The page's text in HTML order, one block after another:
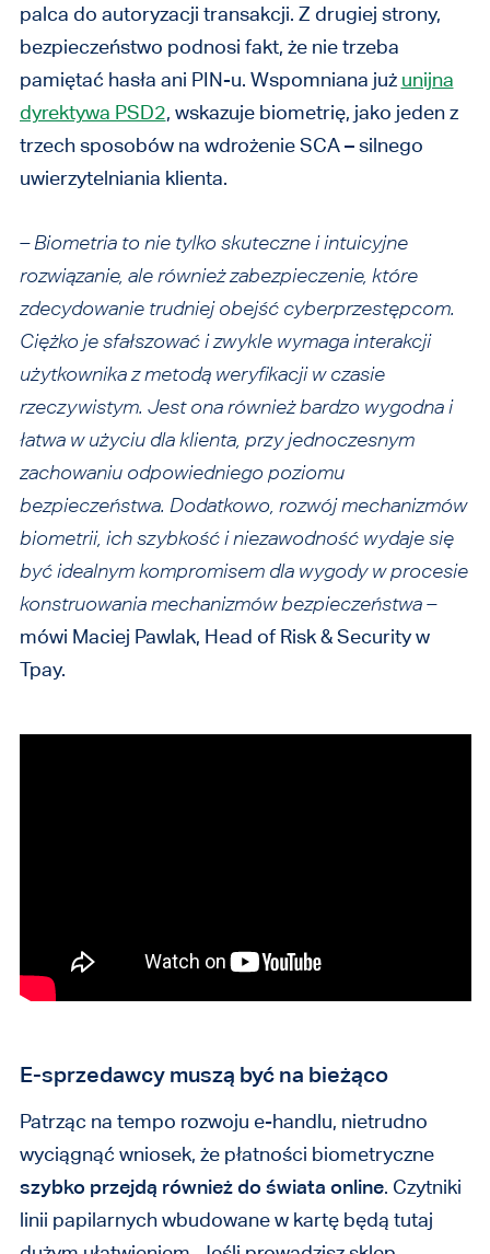
palca do autoryzacji transakcji. Z drugiej strony,
bezpieczeństwo podnosi fakt, że nie trzeba
pamiętać hasła ani PIN-u. Wspomniana już unijna
dyrektywa PSD2, wskazuje biometrię, jako jeden z
trzech sposobów na wdrożenie SCA – silnego
uwierzytelniania klienta.
– Biometria to nie tylko skuteczne i intuicyjne
rozwiązanie, ale również zabezpieczenie, które
zdecydowanie trudniej obejść cyberprzestępcom.
Ciężko je sfałszować i zwykle wymaga interakcji
użytkownika z metodąweryfikacji w czasie
rzeczywistym. Jest ona również bardzo wygodna i
łatwa w użyciu dla klienta, przy jednoczesnym
zachowaniu odpowiedniego poziomu
bezpieczeństwa. Dodatkowo, rozwój mechanizmów
biometrii, ich szybkość i niezawodność wydaje się
być idealnym kompromisem dla wygody w procesie
konstruowania mechanizmów bezpieczeństwa –
mówi Maciej Pawlak, Head of Risk & Security w
Tpay.
E-sprzedawcy muszą być na bieżąco
Patrząc na tempo rozwoju e-handlu, nietrudno
wyciągnąć wniosek, że płatności biometryczne
szybko przejdą również do świata online. Czytniki
linii papilarnych wbudowane w kartę będą tutaj